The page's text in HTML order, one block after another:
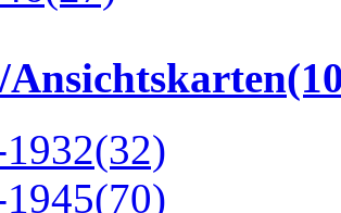
Ansichtskarten
(32)
(70)